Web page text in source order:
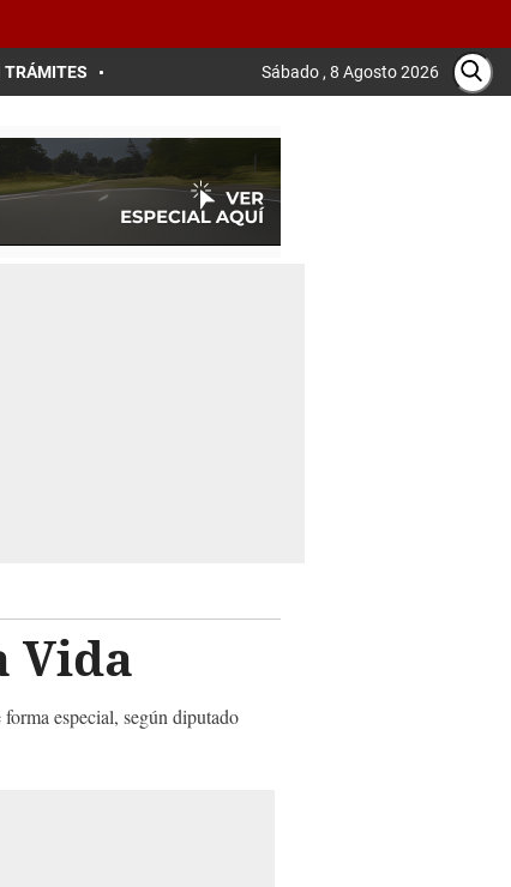
TRÁMITES Sábado , 8 Agosto 2026
Vida
especial, según diputado